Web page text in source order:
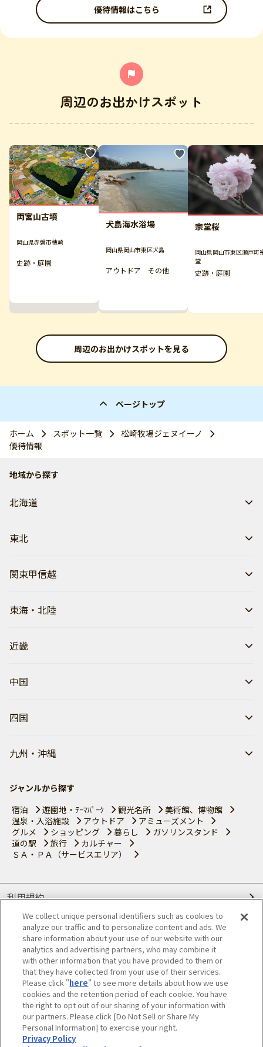
優待情報はこちら
周辺のお出かけスポット
両宮山古墳
岡山県赤磐市穂崎
史跡・庭園
犬島海水浴場
岡山県岡山市東区犬島
アウトドア その他
宗堂桜
岡山県岡山市東区瀬戸町
堂
史跡・庭園
周辺のお出かけスポットを見る
ページトップ
ホーム スポット一覧
松崎牧場ジェヌイーノ
優待情報
地域から探す
北海道
東北
関東甲信越
東海・北陸
近畿
中国
四国
九州・沖縄
ジャンルから探す
宿泊
遊園地・ﾃｰﾏﾊﾟｰｸ 観光名所
美術館、博物館
温泉・入浴施設
アウトドア
アミューズメント
グルメ
ショッピング 暮らし
ガソリンスタンド
道の駅
旅行
カルチャー
ＳＡ・ＰＡ（サービスエリア）
利用規約
個人情報の取り扱いについて
会員優待サービスの提携をご検討の方へ
JAFホームページ
© JAPAN AUTOMOBILE FEDERATION. All rights reserved.
We collect unique personal identifiers such as cookies to
analyze our traffic and to personalize content and ads. We
share information about your use of our website with our
analytics and advertising partners, who may combine it
with other information that you have provided to them or
that they have collected from your use of their services.
Please click "here" to see more details about how we use
cookies and the retention period of each cookie. You have
the right to opt out of our sharing of your information with
our partners. Please click [Do Not Sell or Share My
Personal Information] to exercise your right.
Privacy Policy